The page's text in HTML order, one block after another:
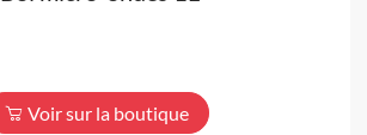
Voir sur la boutique